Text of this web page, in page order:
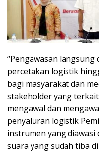
“Pengawasan langsung
percetakan logistik
bagi masyarakat dan
stakeholder yang
mengawal dan
penyaluran logistik
instrumen yang diawasi
suara yang sudah tiba